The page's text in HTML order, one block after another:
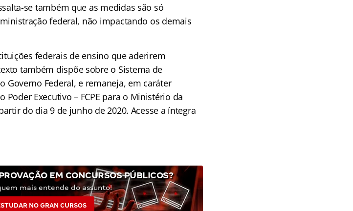
se também que as medidas são só
federal, não impactando os demais
federais de ensino que aderirem
também dispõe sobre o Sistema de
Governo Federal, e remaneja, em caráter
Executivo – FCPE para o Ministério da
do dia 9 de junho de 2020. Acesse a íntegra
EM CONCURSOS PÚBLICOS?
mais entende do assunto!
NO GRAN CURSOS